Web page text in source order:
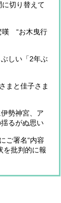
切り替えて
嘆 “お木曳行
しい「2年ぶ
まと佳子さま
勢神宮、ア
るがぬ思い
ご署名“内容
を批判的に報